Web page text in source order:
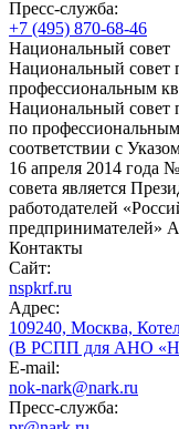
Пресс-служба:
+7 (495) 870-68-46
Национальный совет
Национальный совет
профессиональным
Национальный совет
по
соответствии с
16 апреля 2014 года
совета является
работодателей
предпринимателей»
Контакты
Сайт:
nspkrf.ru
Адрес:
109240, Москва,
(В РСПП для АНО
E-mail:
nok-nark@nark.ru
Пресс-служба: